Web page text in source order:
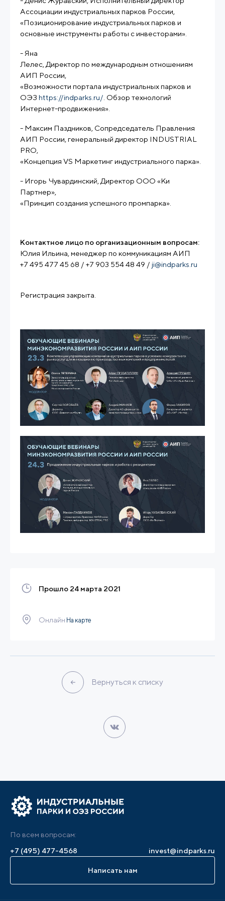
Ассоциации индустриальных парков России,
«Позиционирование индустриальных парков и
основные инструменты работы с инвесторами».
- Яна
Лелес, Директор по международным отношениям
АИП России,
«Возможности портала индустриальных парков и
ОЭЗ https://indparks.ru/ . Обзор технологий
Интернет-продвижения».
- Максим Паздников, Сопредседатель Правления
АИП России, генеральный директор INDUSTRIAL
PRO,
«Концепция VS Маркетинг индустриального парка».
- Игорь Чувардинский, Директор ООО «Ки
Партнер»,
«Принцип создания успешного промпарка».
Контактное лицо по организационным вопросам:
Юлия Ильина, менеджер по коммуникациям АИП
+7 495 477 45 68 / +7 903 554 48 49 / ji@indparks.ru
Регистрация закрыта.
Прошло 24 марта 2021
Онлайн На карте
Вернуться к списку
По всем вопросам:
+7 (495) 477-4568
invest@indparks.ru
Написать нам